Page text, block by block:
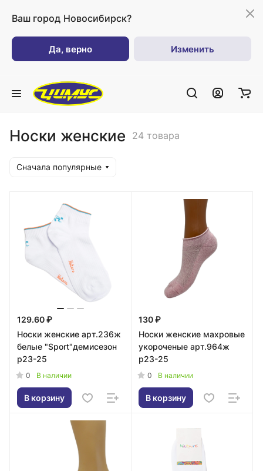
Ваш город Новосибирск?
Да, верно Изменить
Носки женские 24 товара
Сначала популярные
129.60 ₽
Носки женские арт.236ж
белые "Sport"демисезон
р23-25
0 В наличии
В корзину
130 ₽
Носки женские махровые
укороченые арт.964ж
р23-25
0 В наличии
В корзину